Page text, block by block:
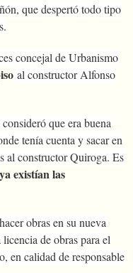
que despertó todo tipo
concejal de Urbanismo
al constructor Alfonso
que era buena
tenía cuenta y sacar en
al constructor Quiroga. Es
ya existían las
obras en su nueva
de obras para el
en calidad de responsable